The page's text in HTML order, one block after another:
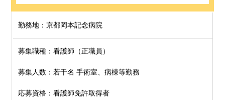
勤務地：京都岡本記念病院
募集職種：看護師（正職員）
募集人数：若干名 手術室、病棟等勤務
応募資格：看護師免許取得者